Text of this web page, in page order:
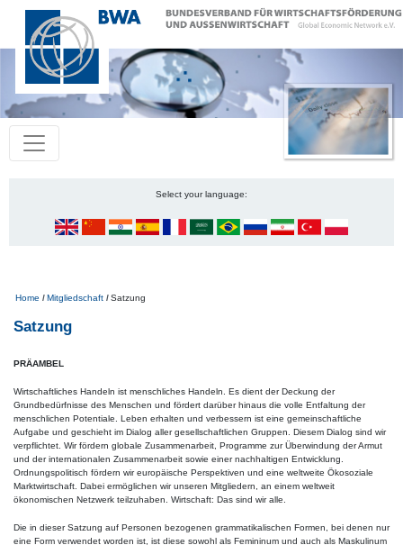
Select your language:
Pfadnavigation
Home Mitgliedschaft Satzung
Satzung
PRÄAMBEL
Wirtschaftliches Handeln ist menschliches Handeln. Es dient der Deckung der
Grundbedürfnisse des Menschen und fördert darüber hinaus die volle Entfaltung der
menschlichen Potentiale. Leben erhalten und verbessern ist eine gemeinschaftliche
Aufgabe und geschieht im Dialog aller gesellschaftlichen Gruppen. Diesem Dialog sind wir
verpflichtet. Wir fördern globale Zusammenarbeit, Programme zur Überwindung der Armut
und der internationalen Zusammenarbeit sowie einer nachhaltigen Entwicklung.
Ordnungspolitisch fördern wir europäische Perspektiven und eine weltweite Ökosoziale
Marktwirtschaft. Dabei ermöglichen wir unseren Mitgliedern, an einem weltweit
ökonomischen Netzwerk teilzuhaben. Wirtschaft: Das sind wir alle.
Die in dieser Satzung auf Personen bezogenen grammatikalischen Formen, bei denen nur
eine Form verwendet worden ist, ist diese sowohl als Femininum und auch als Maskulinum